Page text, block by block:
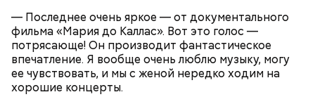
— Последнее очень яркое — от документального
фильма «Мария до Каллас». Вот это голос —
потрясающе! Он производит фантастическое
впечатление. Я вообще очень люблю музыку, могу
ее чувствовать, и мы с женой нередко ходим на
хорошие концерты.